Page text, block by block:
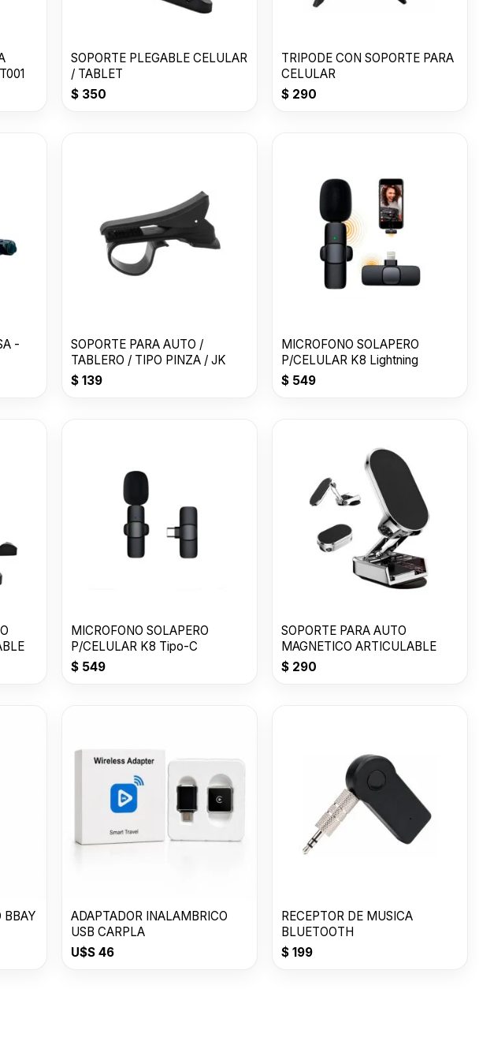
SOPORTE PLEGABLE CELULAR
/ TABLET
$ 350
TRIPODE CON SOPORTE PARA
CELULAR
$ 290
-
SOPORTE PARA AUTO /
TABLERO / TIPO PINZA / JK
$ 139
MICROFONO SOLAPERO
P/CELULAR K8 Lightning
$ 549
MICROFONO SOLAPERO
P/CELULAR K8 Tipo-C
$ 549
SOPORTE PARA AUTO
MAGNETICO ARTICULABLE
$ 290
BBAY
ADAPTADOR INALAMBRICO
USB CARPLA
U$S 46
RECEPTOR DE MUSICA
BLUETOOTH
$ 199